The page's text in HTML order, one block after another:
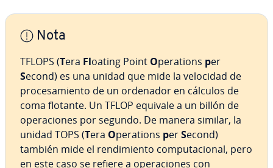
Nota
TFLOPS (Tera Floating Point Operations per
Second) es una unidad que mide la velocidad de
pro­ce­sa­mie­n­to de un ordenador en cálculos de
coma flotante. Un TFLOP equivale a un billón de
ope­ra­cio­nes por segundo. De manera similar, la
unidad TOPS (Tera Operations perSecond)
también mide el re­n­di­mie­n­to co­mpu­tacio­nal, pero
en este caso se refiere a ope­ra­cio­nes con